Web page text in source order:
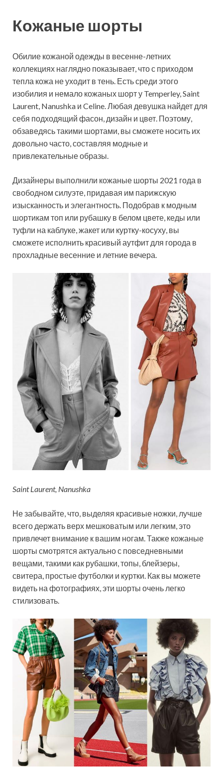
Кожаные шорты
Обилие кожаной одежды в весенне-летних
коллекциях наглядно показывает, что с приходом
тепла кожа не уходит в тень. Есть среди этого
изобилия и немало кожаных шорт у Temperley, Saint
Laurent, Nanushka и Celine. Любая девушка найдет для
себя подходящий фасон, дизайн и цвет. Поэтому,
обзаведясь такими шортами, вы сможете носить их
довольно часто, составляя модные и
привлекательные образы.
Дизайнеры выполнили кожаные шорты 2021 года в
свободном силуэте, придавая им парижскую
изысканность и элегантность. Подобрав к модным
шортикам топ или рубашку в белом цвете, кеды или
туфли на каблуке, жакет или куртку-косуху, вы
сможете исполнить красивый аутфит для города в
прохладные весенние и летние вечера.
Saint Laurent, Nanushka
Не забывайте, что, выделяя красивые ножки, лучше
всего держать верх мешковатым или легким, это
привлечет внимание к вашим ногам. Также кожаные
шорты смотрятся актуально с повседневными
вещами, такими как рубашки, топы, блейзеры,
свитера, простые футболки и куртки. Как вы можете
видеть на фотографиях, эти шорты очень легко
стилизовать.